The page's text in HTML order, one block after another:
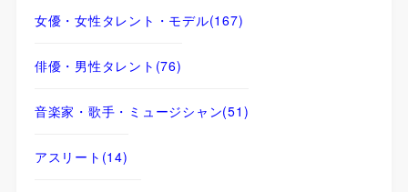
女優・女性タレント・モデル(167)
俳優・男性タレント (76)
音楽家・歌手・ミュージシャン(51)
アスリート (14)